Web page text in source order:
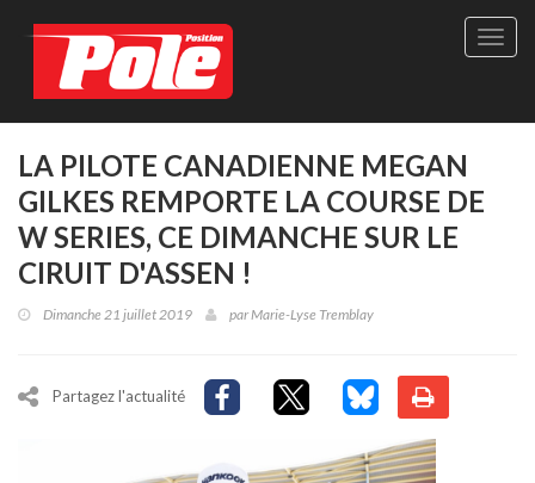
Site
LA PILOTE CANADIENNE MEGAN
GILKES REMPORTE LA COURSE DE
W SERIES, CE DIMANCHE SUR LE
CIRUIT D'ASSEN !
Dimanche 21 juillet 2019 parMarie-Lyse Tremblay
Partagez l'actualité